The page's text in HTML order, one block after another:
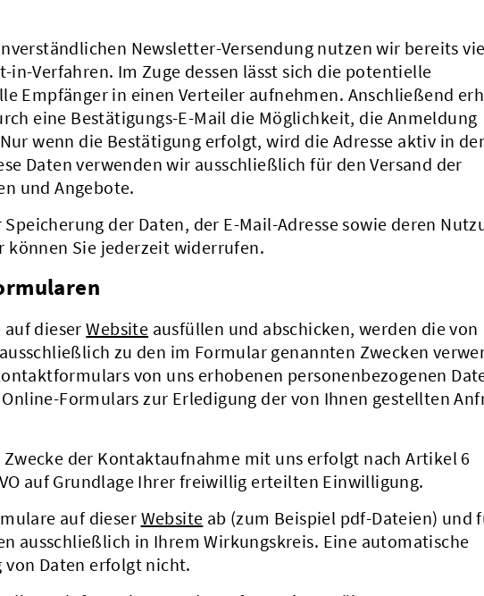
Newsletter-Versendung nutzen wir bereits
in-Verfahren. Im Zuge dessen lässt sich die potentielle
Empfänger in einen Verteiler aufnehmen. Anschließend
eine Bestätigungs-E-Mail die Möglichkeit, die Anmeldung
wenn die Bestätigung erfolgt, wird die Adresse aktiv in
Daten verwenden wir ausschließlich für den Versand der
und Angebote.
der Daten, der E-Mail-Adresse sowie deren
können Sie jederzeit widerrufen.
auf dieserWebsite ausfüllen und abschicken, werden die von
zu den im Formular genannten Zwecken
von uns erhobenen personenbezogenen
Formulars zur Erledigung der von Ihnen gestellten
der Kontaktaufnahme mit uns erfolgt nach Artikel 6
auf Grundlage Ihrer freiwillig erteilten Einwilligung.
auf dieser Website ab (zum Beispiel pdf-Dateien) und
ausschließlich in Ihrem Wirkungskreis. Eine automatische
Daten erfolgt nicht.